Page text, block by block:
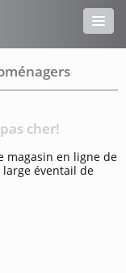
cher!
magasin en ligne de
large éventail de